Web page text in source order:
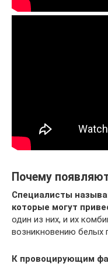
Почему
Специалисты
которые могут
один из них, и их
возникновению белых
К провоцирующим